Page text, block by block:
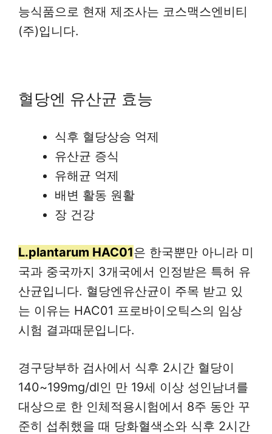
능식품으로 현재 제조사는 코스맥스엔비티
(주)입니다.
혈당엔 유산균 효능
식후 혈당상승 억제
유산균 증식
유해균 억제
배변 활동 원활
장 건강
L.plantarum HAC01은 한국뿐만 아니라 미
국과 중국까지 3개국에서 인정받은 특허 유
산균입니다. 혈당엔유산균이 주목 받고 있
는 이유는 HAC01 프로바이오틱스의 임상
시험 결과때문입니다.
경구당부하 검사에서 식후 2시간 혈당이
140~199mg/dl인 만 19세 이상 성인남녀를
대상으로 한 인체적용시험에서 8주 동안 꾸
준히 섭취했을 때 당화혈색소와 식후 2시간